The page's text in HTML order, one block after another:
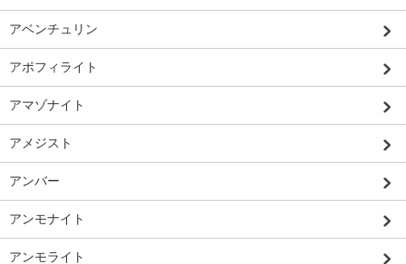
アベンチュリン
アポフィライト
アマゾナイト
アメジスト
アンバー
アンモナイト
アンモライト